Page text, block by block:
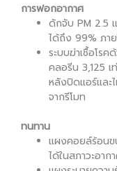
การฟอกอากาศ
ดักจับ PM 2.5
ได้ถึง 99% ภา
ระบบฆ่าเชื้อโรค
คลอรีน 3,125 เ
หลังปิดแอร์แล
จากรีโมท
ทนทาน
แผงคอยล์ร้อนข
ได้ในสภาวะอา